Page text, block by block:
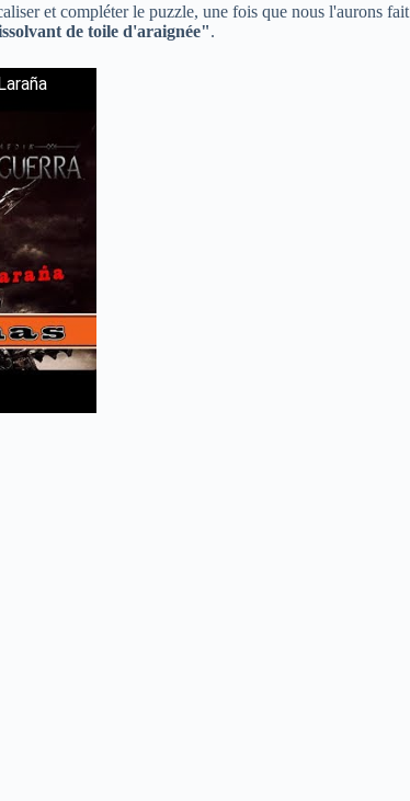
et compléter le puzzle, une fois que nous l'aurons fait
de toile d'araignée".